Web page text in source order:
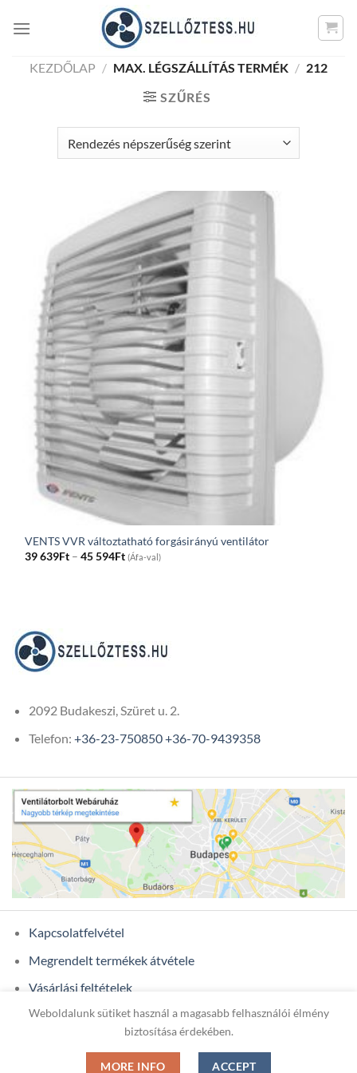
KEZDŐLAP / MAX. LÉGSZÁLLÍTÁS TERMÉK / 212
SZŰRÉS
VENTS VVR változtatható forgásirányú ventilátor
39 639Ft – 45 594FtPrice
range:
(Áfa-val)
2092 Budakeszi, Szüret u. 2.
Telefon: +36-23-750850+36-70-9439358
Kapcsolatfelvétel
Megrendelt termékek átvétele
Vásárlási feltételek
Ügyfél adatok
Weboldalunk sütiket használ a magasabb felhasználói élmény
biztosítása érdekében.
MORE INFO ACCEPT